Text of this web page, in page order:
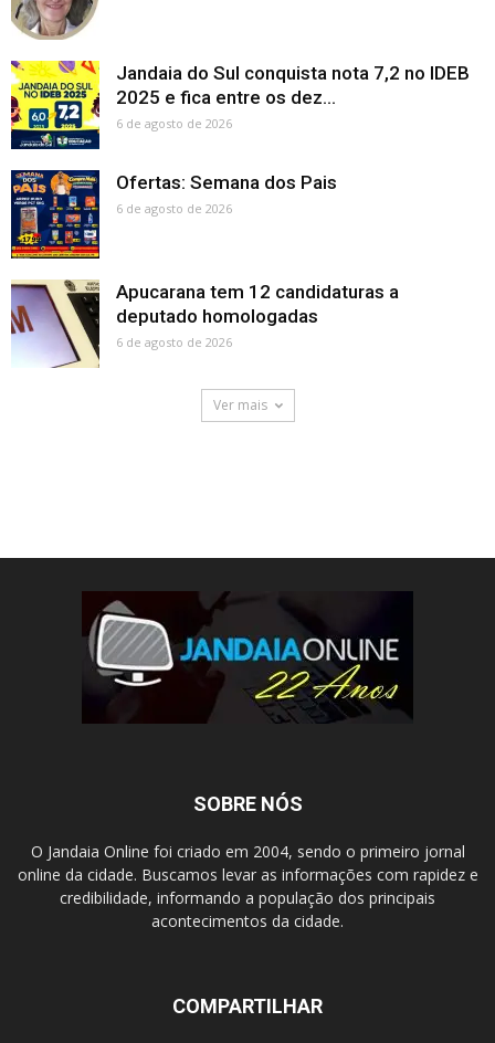
Jandaia do Sul conquista nota 7,2 no IDEB
2025 e fica entre os dez...
6 de agosto de 2026
Ofertas: Semana dos Pais
6 de agosto de 2026
Apucarana tem 12 candidaturas a
deputado homologadas
6 de agosto de 2026
Ver mais
SOBRE NÓS
O Jandaia Online foi criado em 2004, sendo o primeiro jornal
online da cidade. Buscamos levar as informações com rapidez e
credibilidade, informando a população dos principais
acontecimentos da cidade.
COMPARTILHAR